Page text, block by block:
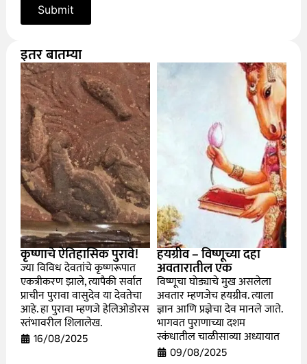
इतर बातम्या
कृष्णाचे ऐतिहासिक पुरावे!
ज्या विविध देवतांचे कृष्णरूपात
एकत्रीकरण झाले, त्यापैकी सर्वात
प्राचीन पुरावा वासुदेव या देवतेचा
आहे. हा पुरावा म्हणजे हेलिओडोरस
स्तंभावरील शिलालेख.
16/08/2025
हयग्रीव – विष्णूच्या दहा
अवतारातील एक
विष्णूचा घोड्याचे मुख असलेला
अवतार म्हणजेच हयग्रीव. त्याला
ज्ञान आणि प्रज्ञेचा देव मानले जाते.
भागवत पुराणाच्या दशम
स्कंधातील चाळीसाव्या अध्यायात
09/08/2025